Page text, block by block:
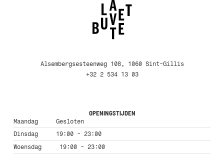
Alsembergsesteenweg 108, 1060 Sint-Gillis
+32 2 534 13 03
OPENINGSTIJDEN
Maandag
Gesloten
Dinsdag
19:00 - 23:00
Woensdag
19:00 - 23:00